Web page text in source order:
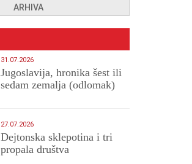
ARHIVA
31.07.2026
Jugoslavija, hronika šest ili
sedam zemalja (odlomak)
27.07.2026
Dejtonska sklepotina i tri
propala društva